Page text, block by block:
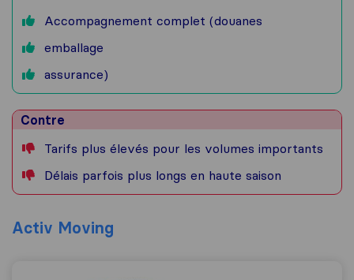
Accompagnement complet (douanes
emballage
assurance)
Contre
Tarifs plus élevés pour les volumes importants
Délais parfois plus longs en haute saison
Activ Moving